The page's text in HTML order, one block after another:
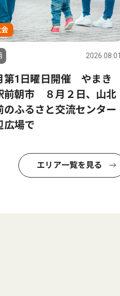
2026.08.01
第1日曜日開催 やまき
前朝市 ８月２日、山北
のふるさと交流センター
広場で
エリア一覧を見る